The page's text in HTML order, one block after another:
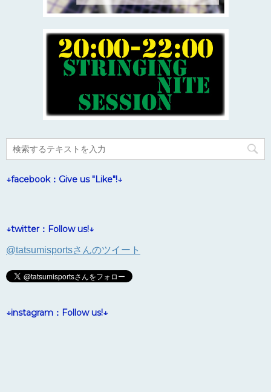
↓facebook：Give us "Like"!↓
↓twitter：Follow us!↓
@tatsumisportsさんのツイート
↓instagram：Follow us!↓